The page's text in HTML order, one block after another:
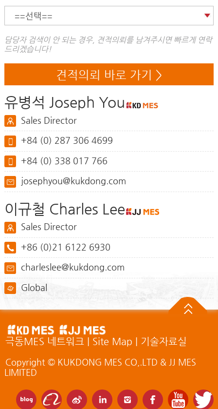
담당자 검색이 안 되는 경우, 견적의뢰를 남겨주시면 빠르게 연락
드리겠습니다!
견적의뢰 바로 가기 >
유병석 Joseph You
Sales Director
+84 (0) 287 306 4699
+84 (0) 338 017 766
josephyou@kukdong.com
이규철 Charles Lee
Sales Director
+86 (0)21 6122 6930
charleslee@kukdong.com
Global
극동MES 네트워크| Site Map 기술자료실
Copyright © KUKDONG MES CO,.LTD & JJ MES
LIMITED